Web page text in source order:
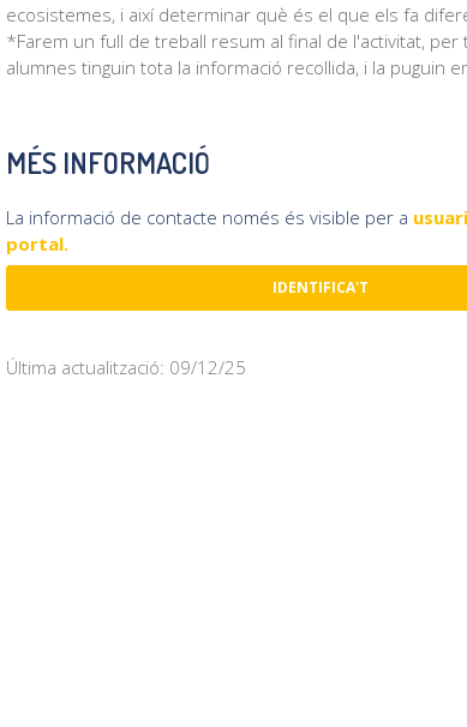
ecosistemes, i així determinar què és el que els fa
*Farem un full de treball resum al final de l'activitat, per
alumnes tinguin tota la informació recollida, i la puguin
MÉS INFORMACIÓ
La informació de contacte només és visible per a
portal.
IDENTIFICA'T
Última actualització: 09/12/25